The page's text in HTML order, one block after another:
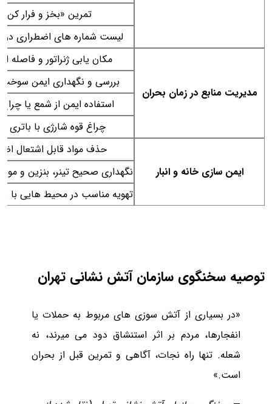
تمرین «بخز و فرار کن»
لیست شماره های اضطراری
مدیریت منابع در زمان بحران
مکان یابی ژنراتور و فاصله
بررسی و نگهداری ایمن سوخت
استفاده ایمن از شمع یا
چراغ قوه شارژی با باتری
ایمن سازی خانه و انبار
حذف مواد قابل اشتعال
نگهداری صحیح تینر، بنزین و
تهویه مناسب در محیط هایی
توصیه سخنگوی سازمان آتش نشانی تهران
«در بسیاری از آتش سوزی های مربوط به حملات یا
انفجارها، مردم بر اثر استنشاق دود می میرند، نه
شعله. تنها راه نجات، آگاهی و تمرین قبل از بحران
است.»